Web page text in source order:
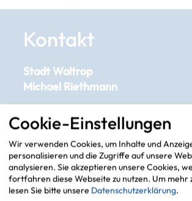
Kontakt
Stadt Waltrop
Michael Riethmann
Adresse auf Karte
Cookie-Einstellungen
Wir verwenden Cookies, um Inhalte und
personalisieren und die Zugriffe auf unsere
analysieren. Sie akzeptieren unsere Cookies,
fortfahren diese Webseite zu nutzen. Um mehr
lesen Sie bitte unsere Datenschutzerklärung.